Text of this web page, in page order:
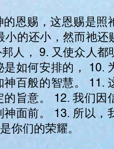
恩赐，这恩赐是照
的还小，然而祂还
人， 9. 又使众人都
如何安排的， 10.
百般的智慧。 11.
旨意。 12. 我们因
面前。 13. 所以，
你们的荣耀。